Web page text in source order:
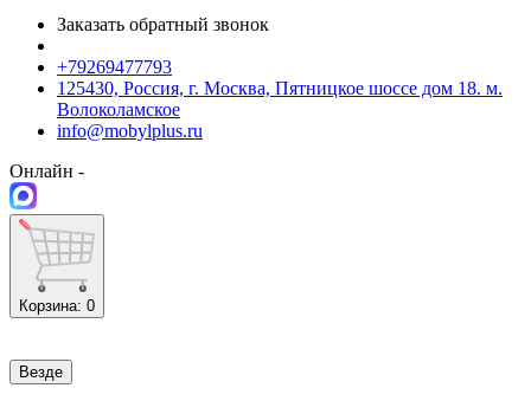
Заказать обратный звонок
+79269477793
125430, Россия, г. Москва, Пятницкое шоссе дом 18. м.
Волоколамское
info@mobylplus.ru
Онлайн -
Корзина: 0
Везде